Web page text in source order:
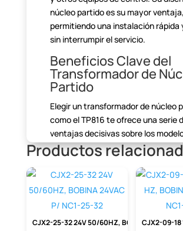
núcleo partido es su mayor ventaja,
permitiendo una instalación rápida
sin interrumpir el servicio.
Beneficios Clave del
Transformador de
Partido
Elegir un transformador de núcleo
como el TP816 te ofreceuna serie
ventajas decisivas sobre los
tradicionales de núcleomacizo. La
es la facilidad de instalación, que se
traducedirectamente en ahorro
de mano de obra y en la
tiempo de parada de tus sistemas.
medición estable y fiable,
Productos